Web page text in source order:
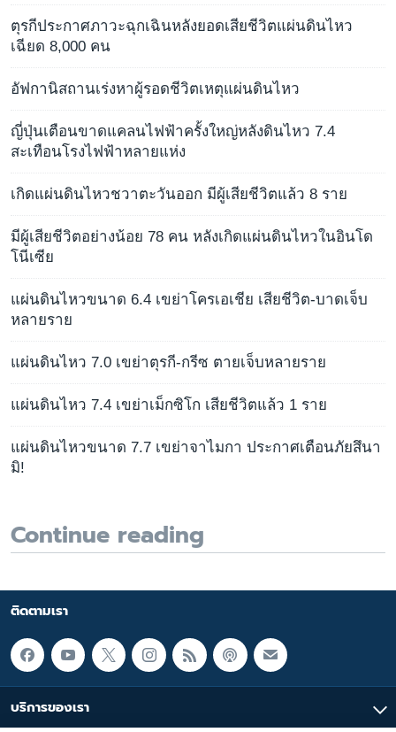
ตุรกีประกาศภาวะฉุกเฉินหลังยอดเสียชีวิตแผ่นดินไหว
เฉียด 8,000 คน
อัฟกานิสถานเร่งหาผู้รอดชีวิตเหตุแผ่นดินไหว
ญี่ปุ่นเตือนขาดแคลนไฟฟ้าครั้งใหญ่หลังดินไหว 7.4
สะเทือนโรงไฟฟ้าหลายแห่ง
เกิดแผ่นดินไหวชวาตะวันออก มีผู้เสียชีวิตแล้ว 8 ราย
มีผู้เสียชีวิตอย่างน้อย 78 คน หลังเกิดแผ่นดินไหวในอินโด
โนีเซีย
แผ่นดินไหวขนาด 6.4 เขย่าโครเอเชีย เสียชีวิต-บาดเจ็บ
หลายราย
แผ่นดินไหว 7.0 เขย่าตุรกี-กรีซ ตายเจ็บหลายราย
แผ่นดินไหว 7.4 เขย่าเม็กซิโก เสียชีวิตแล้ว 1 ราย
แผ่นดินไหวขนาด 7.7 เขย่าจาไมกา ประกาศเตือนภัยสึนา
มิ!
Continue reading
ติดตามเรา
บริการของเรา